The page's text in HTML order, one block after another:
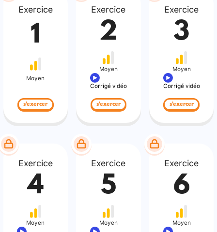
Exercice
1
Moyen
s'exercer
Exercice
2
Moyen
Corrigé vidéo
s'exercer
Exercice
3
Moyen
Corrigé vidéo
s'exercer
Exercice
4
Moyen
Exercice
5
Moyen
Exercice
6
Moyen